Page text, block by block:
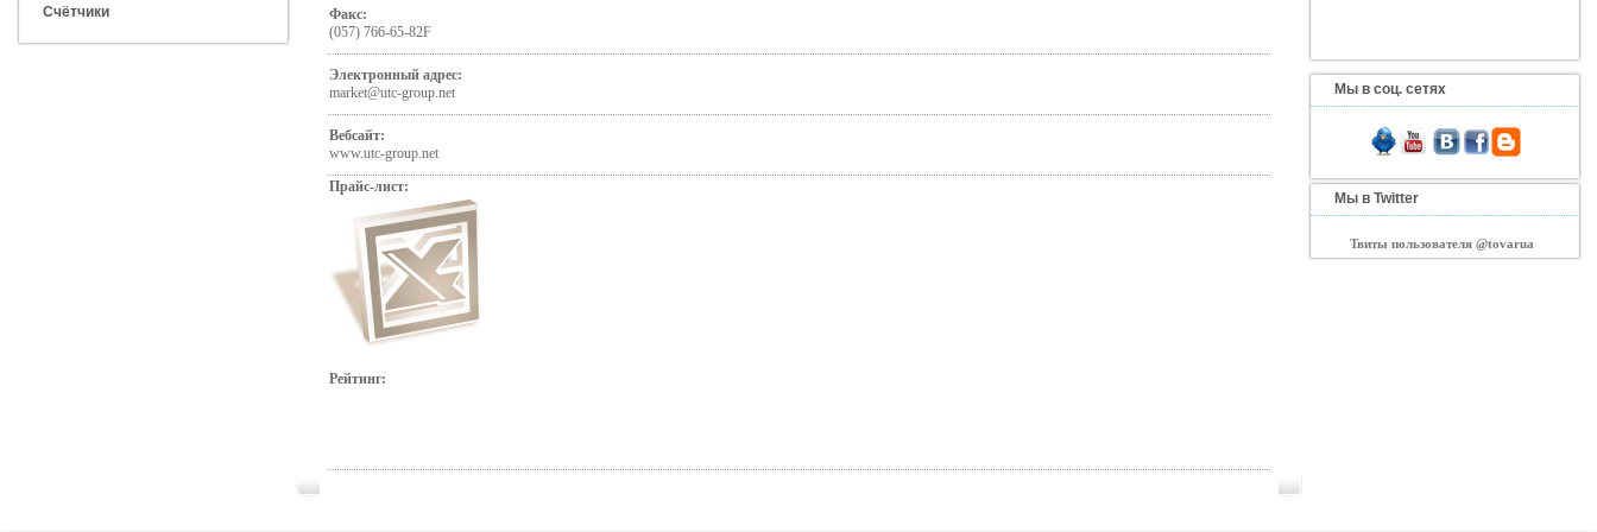
Счётчики
Факс:
(057) 766-65-82F
Электронный адрес:
market@utc-group.net
Вебсайт:
www.utc-group.net
Прайс-лист:
Рейтинг:
Мы в соц. сетях
Мы в Twitter
Твиты пользователя @tovarua